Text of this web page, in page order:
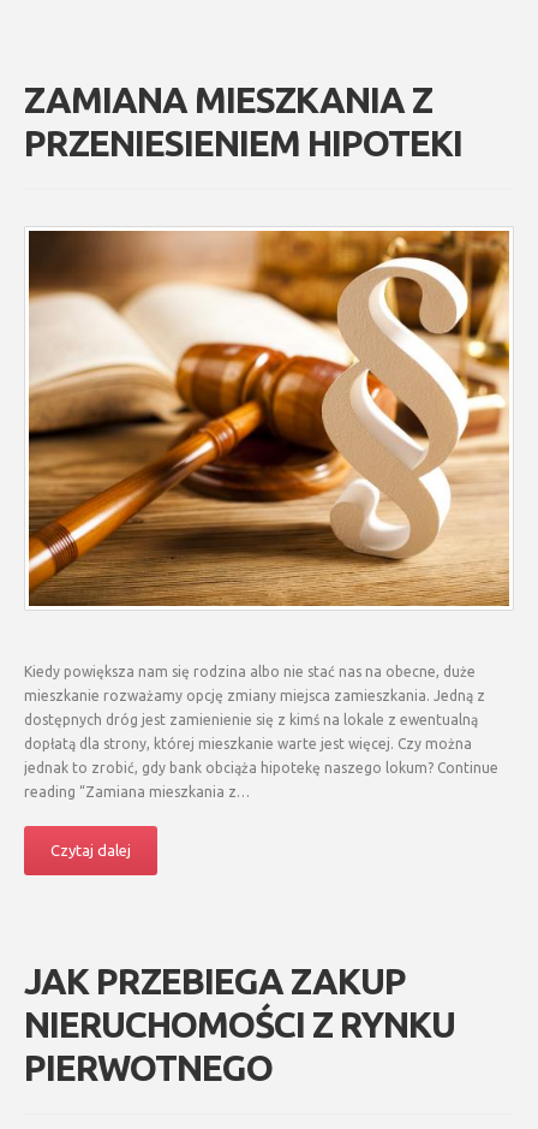
ZAMIANA MIESZKANIA Z
PRZENIESIENIEM HIPOTEKI
Kiedy powiększa nam się rodzina albo nie stać nas na obecne, duże
mieszkanie rozważamy opcję zmiany miejsca zamieszkania. Jedną z
dostępnych dróg jest zamienienie się z kimś na lokale z ewentualną
dopłatą dla strony, której mieszkanie warte jest więcej. Czy można
jednak to zrobić, gdy bank obciąża hipotekę naszego lokum? Continue
reading “Zamiana mieszkania z…
Czytaj dalej
JAK PRZEBIEGA ZAKUP
NIERUCHOMOŚCI Z RYNKU
PIERWOTNEGO